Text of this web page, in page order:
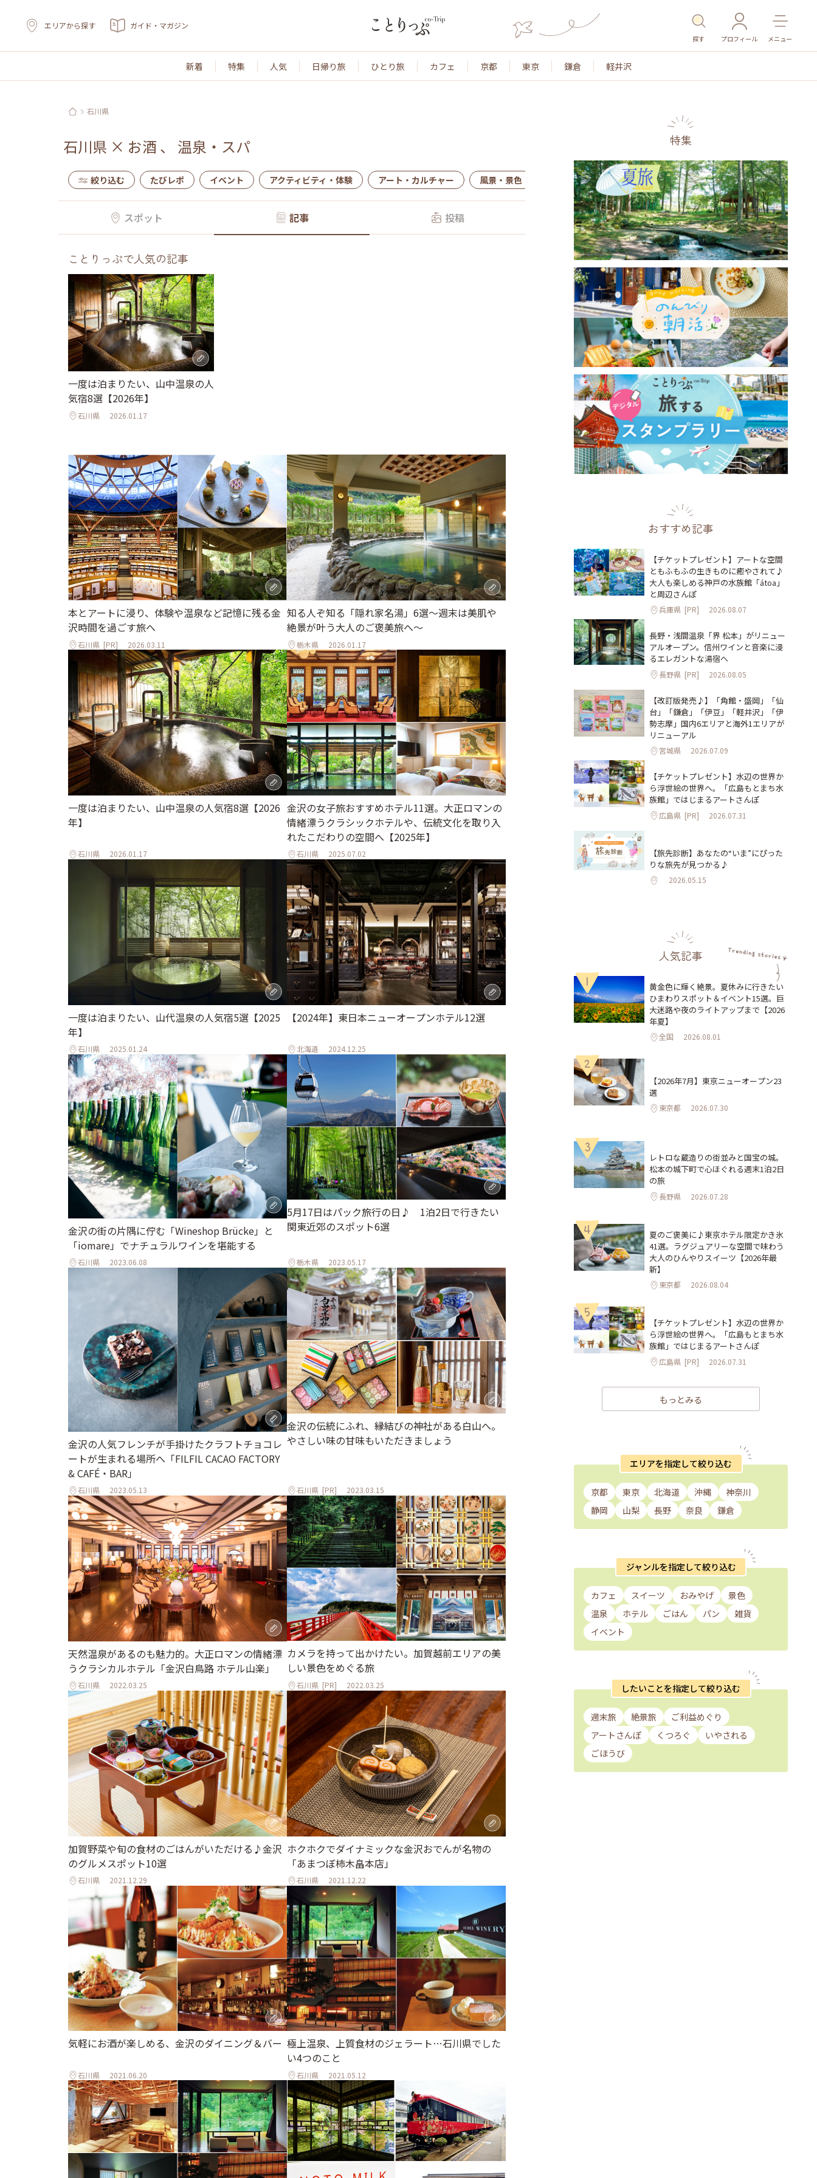
エリアから探す ガイド・マガジン
探す プロフィール メニュー
新着 特集 人気 日帰り旅 ひとり旅 カフェ 京都 東京 鎌倉 軽井沢
石川県
石川県 × お酒 、 温泉・スパ
絞り込む たびレポ イベント アクティビティ・体験 アート・カルチャー 風景・景色 名所・旧跡 温泉・スパ その他施設 ごはん
スポット 記事 投稿
ことりっぷで人気の記事
一度は泊まりたい、山中温泉の人
気宿8選【2026年】
石川県 2026.01.17
本とアートに浸り、体験や温泉など記憶に残る金
沢時間を過ごす旅へ
石川県 [PR] 2026.03.11
知る人ぞ知る「隠れ家名湯」6選～週末は美肌や
絶景が叶う大人のご褒美旅へ～
栃木県 2026.01.17
一度は泊まりたい、山中温泉の人気宿8選【2026
年】
石川県 2026.01.17
金沢の女子旅おすすめホテル11選。大正ロマンの
情緒漂うクラシックホテルや、伝統文化を取り入
れたこだわりの空間へ【2025年】
石川県 2025.07.02
一度は泊まりたい、山代温泉の人気宿5選【2025
年】
石川県 2025.01.24
【2024年】東日本ニューオープンホテル12選
北海道 2024.12.25
金沢の街の片隅に佇む「Wineshop Brücke」と
「iomare」でナチュラルワインを堪能する
石川県 2023.06.08
5月17日はパック旅行の日♪ 1泊2日で行きたい
関東近郊のスポット6選
栃木県 2023.05.17
金沢の人気フレンチが手掛けたクラフトチョコレ
ートが生まれる場所へ「FILFIL CACAO FACTORY
& CAFÉ・BAR」
石川県 2023.05.13
金沢の伝統にふれ、縁結びの神社がある白山へ。
やさしい味の甘味もいただきましょう
石川県 [PR] 2023.03.15
天然温泉があるのも魅力的。大正ロマンの情緒漂
うクラシカルホテル「金沢白鳥路 ホテル山楽」
石川県 2022.03.25
カメラを持って出かけたい。加賀越前エリアの美
しい景色をめぐる旅
石川県 [PR] 2022.03.25
加賀野菜や旬の食材のごはんがいただける♪金沢
のグルメスポット10選
石川県 2021.12.29
ホクホクでダイナミックな金沢おでんが名物の
「あまつぼ柿木畠本店」
石川県 2021.12.22
気軽にお酒が楽しめる、金沢のダイニング＆バー
石川県 2021.06.20
極上温泉、上質食材のジェラート…石川県でした
い4つのこと
石川県 2021.05.12
特集
おすすめ記事
【チケットプレゼント】アートな空間
ともふもふの生きものに癒やされて♪
大人も楽しめる神戸の水族館「átoa」
と周辺さんぽ
兵庫県 [PR] 2026.08.07
長野・浅間温泉「界 松本」がリニュー
アルオープン。信州ワインと音楽に浸
るエレガントな湯宿へ
長野県 [PR] 2026.08.05
【改訂版発売♪】「角館・盛岡」「仙
台」「鎌倉」「伊豆」「軽井沢」「伊
勢志摩」国内6エリアと海外1エリアが
リニューアル
宮城県 2026.07.09
【チケットプレゼント】水辺の世界か
ら浮世絵の世界へ。「広島もとまち水
族館」ではじまるアートさんぽ
広島県 [PR] 2026.07.31
【旅先診断】あなたの“いま”にぴった
りな旅先が見つかる♪
2026.05.15
人気記事
1
黄金色に輝く絶景。夏休みに行きたい
ひまわりスポット＆イベント15選。巨
大迷路や夜のライトアップまで【2026
年夏】
全国 2026.08.01
2
【2026年7月】東京ニューオープン23
選
東京都 2026.07.30
3
レトロな蔵造りの街並みと国宝の城。
松本の城下町で心ほぐれる週末1泊2日
の旅
長野県 2026.07.28
4
夏のご褒美に♪東京ホテル限定かき氷
41選。ラグジュアリーな空間で味わう
大人のひんやりスイーツ【2026年最
新】
東京都 2026.08.04
5
【チケットプレゼント】水辺の世界か
ら浮世絵の世界へ。「広島もとまち水
族館」ではじまるアートさんぽ
広島県 [PR] 2026.07.31
もっとみる
エリアを指定して絞り込む
京都 東京 北海道 沖縄
神奈川
静岡
山梨 長野 奈良 鎌倉
ジャンルを指定して絞り込む
カフェ スイーツ おみやげ
景色
温泉
ホテル ごはん パン
雑貨
イベント
したいことを指定して絞り込む
週末旅 絶景旅
ご利益めぐり
アートさんぽ
くつろぐ
いやされる
ごほうび